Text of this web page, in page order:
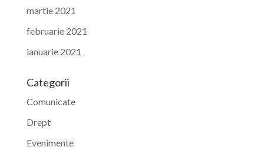
martie 2021
februarie 2021
ianuarie 2021
Categorii
Comunicate
Drept
Evenimente